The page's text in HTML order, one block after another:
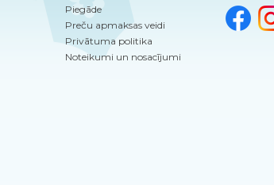
Piegāde
Preču apmaksas veidi
Privātuma politika
Noteikumi un nosacījumi